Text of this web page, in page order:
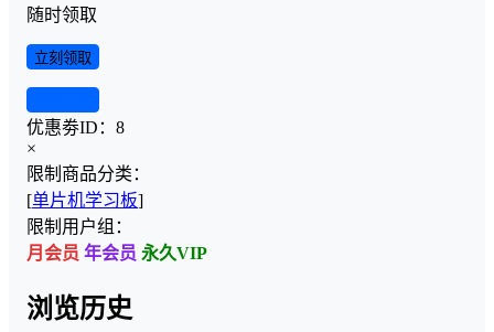
随时领取
立刻领取
优惠劵ID： 8
×
限制商品分类：
[单片机学习板]
限制用户组：
月会员 年会员 永久VIP
浏览历史